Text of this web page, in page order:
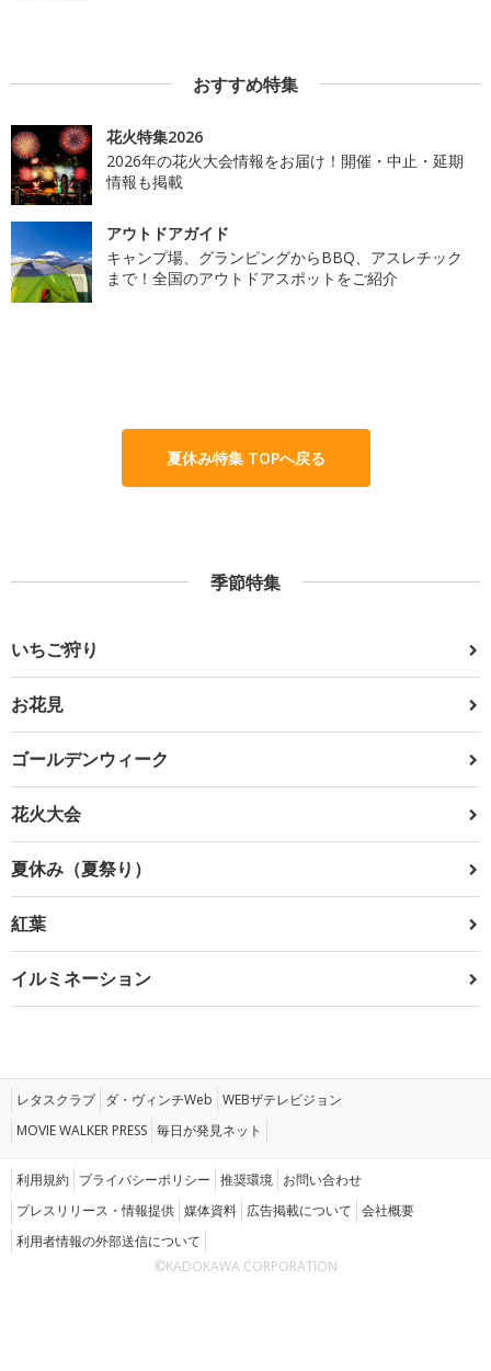
おすすめ特集
花火特集2026
2026年の花火大会情報をお届け！開催・中止・延期
情報も掲載
アウトドアガイド
キャンプ場、グランピングからBBQ、アスレチック
まで！全国のアウトドアスポットをご紹介
夏休み特集 TOPへ戻る
季節特集
いちご狩り
お花見
ゴールデンウィーク
花火大会
夏休み（夏祭り）
紅葉
イルミネーション
レタスクラブ ダ・ヴィンチWeb WEBザテレビジョン
MOVIE WALKER PRESS 毎日が発見ネット
利用規約 プライバシーポリシー 推奨環境 お問い合わせ
プレスリリース・情報提供 媒体資料 広告掲載について 会社概要
利用者情報の外部送信について
©KADOKAWA CORPORATION